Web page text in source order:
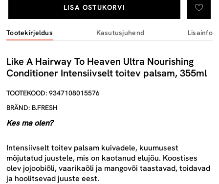
LISA OSTUKORVI
Tootekirjeldus Kasutusjuhend Lisainfo
Like A Hairway To Heaven Ultra Nourishing
Conditioner Intensiivselt toitev palsam, 355ml
TOOTEKOOD: 9347108015576
BRÄND: B.FRESH
Kes ma olen?
Intensiivselt toitev palsam kuivadele, kuumusest
mõjutatud juustele, mis on kaotanud elujõu. Koostises
olev jojoobiõli, vaarikaõli ja mangovõi taastavad, toidavad
ja hoolitsevad juuste eest.